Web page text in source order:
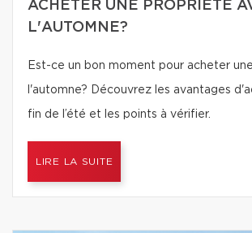
ACHETER UNE PROPRIÉTÉ
L'AUTOMNE?
Est-ce un bon moment pour acheter
l'automne? Découvrez les avantages
fin de l’été et les points à vérifier.
LIRE LA SUITE